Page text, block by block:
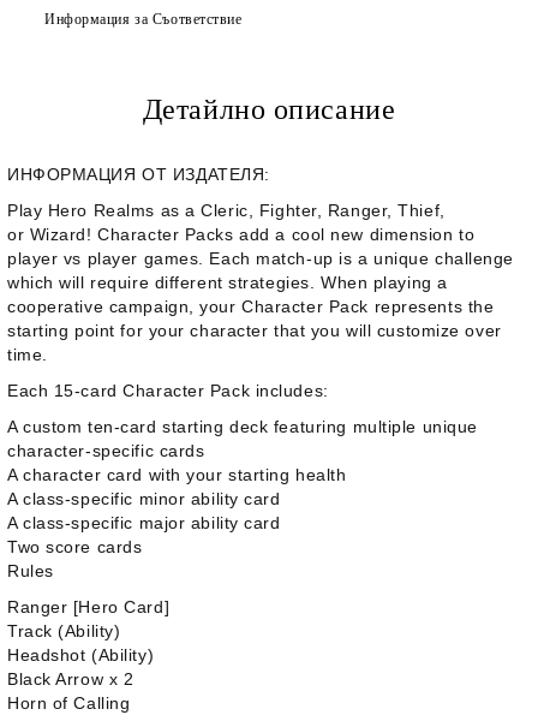
Информация за Съответствие
Детайлно описание
ИНФОРМАЦИЯ ОТ ИЗДАТЕЛЯ:
Play Hero Realms as aCleric Fighter, Ranger,Thief
or Wizard! Character Packs add a cool new dimension to
player vs player games. Each match-up is a unique challenge
which will require different strategies. When playing a
cooperative campaign, your Character Pack represents the
starting point for your character that you will customize over
time.
Each 15-cardCharacter Pack includes:
A custom ten-card starting deck featuring multiple unique
character-specific cards
A character card with your starting health
A class-specific minor ability card
A class-specific major ability card
Two score cards
Rules
Ranger [Hero Card]
Track (Ability)
Headshot (Ability)
Black Arrow x 2
Horn of Calling